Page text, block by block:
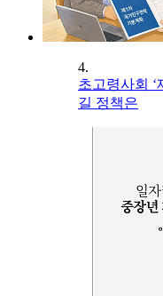
4.
초고령사회 ‘
길 정책은